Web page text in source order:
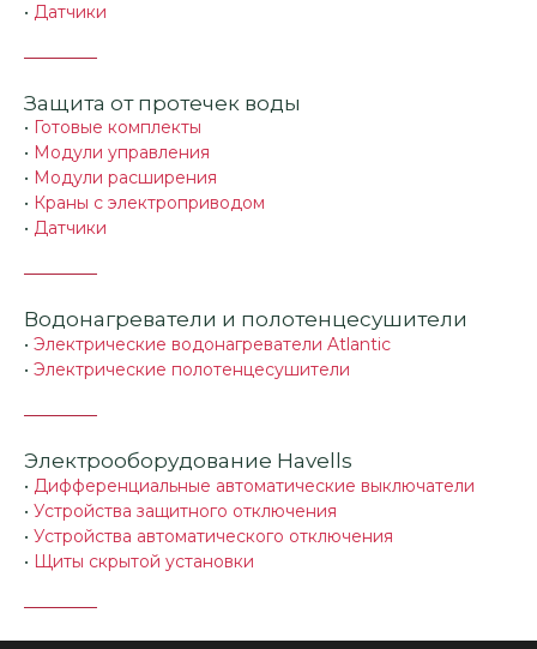
• Датчики
Защита от протечек воды
• Готовые комплекты
• Модули управления
• Модули расширения
• Краны с электроприводом
• Датчики
Водонагреватели и полотенцесушители
• Электрические водонагреватели Atlantic
• Электрические полотенцесушители
Электрооборудование Havells
• Дифференциальные автоматические выключатели
• Устройства защитного отключения
• Устройства автоматического отключения
• Щиты скрытой установки